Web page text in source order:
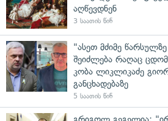
აღწევდნენ
3 საათის წინ
"ასეთ მძიმე
შეიძლება რაღაც
კობა ლიკლიკაძე
განცხადებაზე
5 საათის წინ